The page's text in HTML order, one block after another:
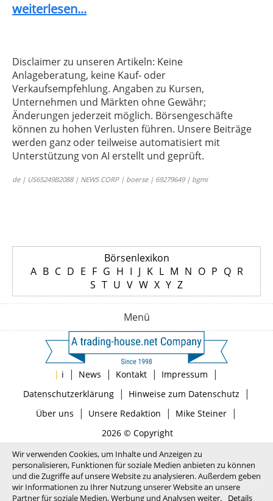
weiterlesen...
Disclaimer zu unseren Artikeln: Keine
Anlageberatung, keine Kauf- oder
Verkaufsempfehlung. Angaben zu Kursen,
Unternehmen und Märkten ohne Gewähr;
Änderungen jederzeit möglich. Börsengeschäfte
können zu hohen Verlusten führen. Unsere Beiträge
werden ganz oder teilweise automatisiert mit
Unterstützung von AI erstellt und geprüft.
de | US65249B2088 | NEWS CORP | boerse | 69279649 | bgmi
Börsenlexikon
A B C D E F G H I J K L M N O P Q R
S T U V W X Y Z
Menü
| i | News | Kontakt | Impressum |
Datenschutzerklärung| Hinweise zum Datenschutz |
Über uns | Unsere Redaktion | Mike Steiner|
2026 © Copyright
Wir verwenden Cookies, um Inhalte und Anzeigen zu
personalisieren, Funktionen für soziale Medien anbieten zu können
und die Zugriffe auf unsere Website zu analysieren. Außerdem geben
wir Informationen zu Ihrer Nutzung unserer Website an unsere
Partner für soziale Medien, Werbung und Analysen weiter.
Details